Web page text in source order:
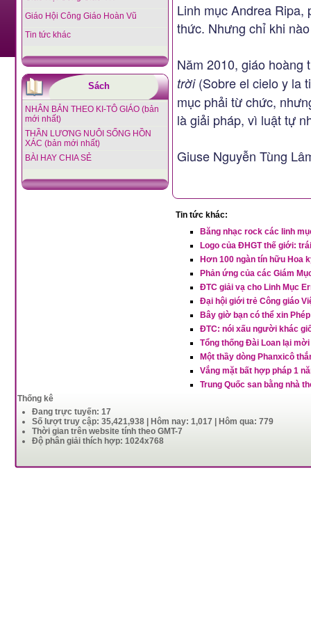
Giáo Hội Công Giáo Hoàn Vũ
Tin tức khác
Sách
NHÂN BẢN THEO KI-TÔ GIÁO (bản
mới nhất)
THẦN LƯƠNG NUÔI SỐNG HỒN
XÁC (bản mới nhất)
BÀI HAY CHIA SẺ
Linh mục Andrea
thức. Nhưng chỉ khi
Năm 2010, giáo
trời(Sobre el cielo y la
mục phải từ chức,
là giải pháp, vì luật tự
Giuse Nguyễn Tùng
Tin tức khác:
Băng nhạc rock các linh
Logo của ĐHGT thế giới:
Hơn 100 ngàn tín hữu Hoa
Phản ứng của các Giám
ĐTC giải vạ cho Linh Mục
Đại hội giới trẻ Công giáo
Bây giờ bạn có thể xin
ĐTC: nói xấu người khác
Tổng thống Đài Loan lại
Một thầy dòng Phanxicô
Vắng mặt bất hợp pháp 1
Trung Quốc san bằng nhà
Thống kê
Đang trực tuyến: 17
Số lượt truy cập: 35,421,938 | Hôm nay: 1,017 | Hôm qua: 779
Thời gian trên website tính theo GMT-7
Độ phân giải thích hợp: 1024x768